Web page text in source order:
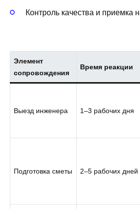
Контроль качества и приемка
Элемент
сопровождения
Время реакции
Выезд инженера 1–3 рабочих дня
Подготовка сметы 2–5 рабочих дней